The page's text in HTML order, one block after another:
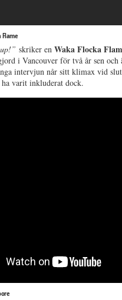
Flame
up!”skriker enWaka Flocka
i Vancouver för två år sen
intervjun når sitt klimax vid
varit inkluderat dock.